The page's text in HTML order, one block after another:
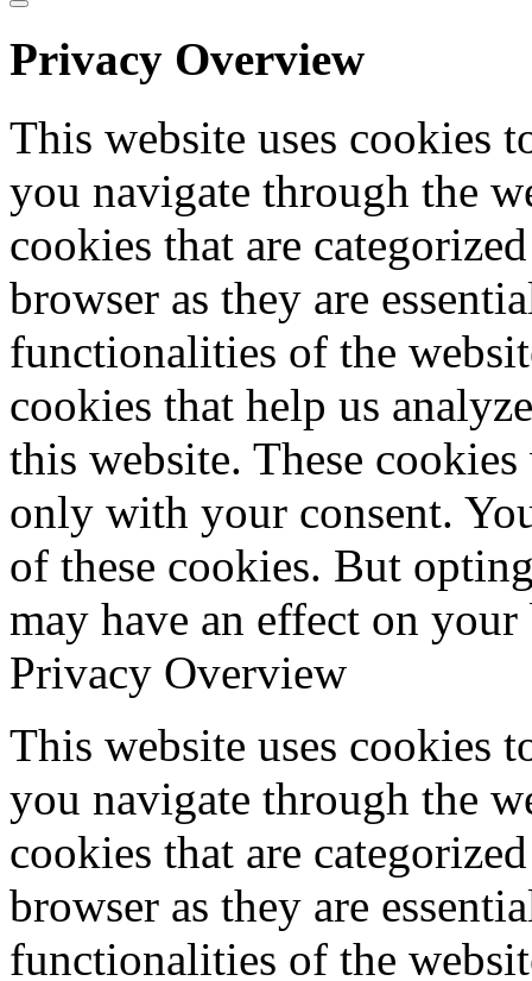
Privacy Overview
This website uses cookies
you navigate through the
cookies that are
browser as they are
functionalities of the
cookies that help us
this website. These
only with your consent.
of these cookies. But
may have an effect on
Privacy Overview
This website uses cookies
you navigate through the
cookies that are
browser as they are
functionalities of the